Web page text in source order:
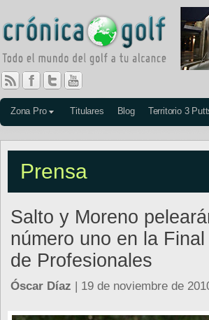
Zona Pro Titulares Blog Territorio 3
Prensa
Salto y Moreno
número uno en la
de Profesionales
Óscar Díaz | 19 de noviembre de